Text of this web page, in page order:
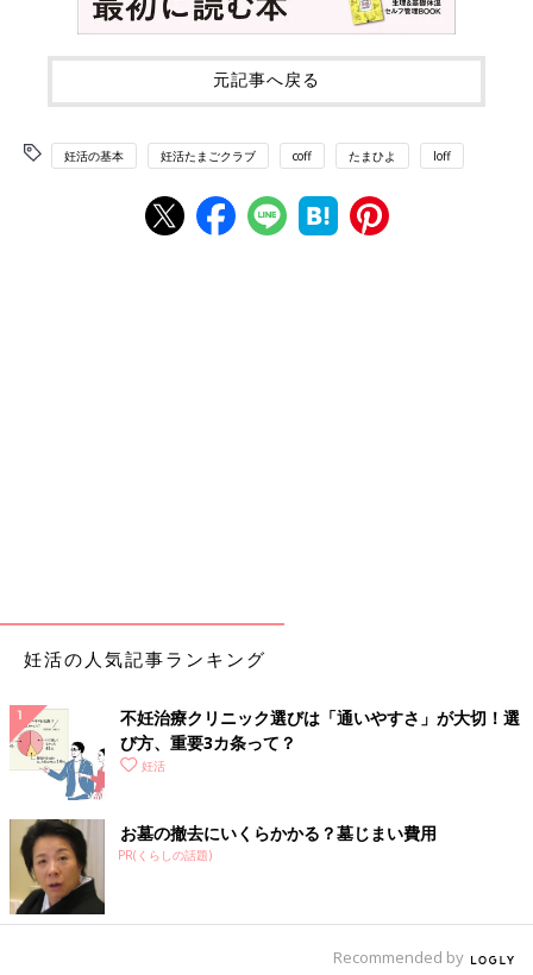
元記事へ戻る
妊活の基本 妊活たまごクラブ coff たまひよ loff
妊活の人気記事ランキング
不妊治療クリニック選びは「通いやすさ」が大切！選
び方、重要3カ条って？
妊活
お墓の撤去にいくらかかる？墓じまい費用
PR(くらしの話題)
Recommended by